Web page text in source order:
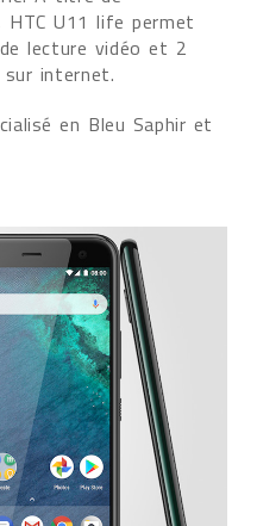
HTC U11 life permet
lecture vidéo et 2
internet.
en Bleu Saphir et